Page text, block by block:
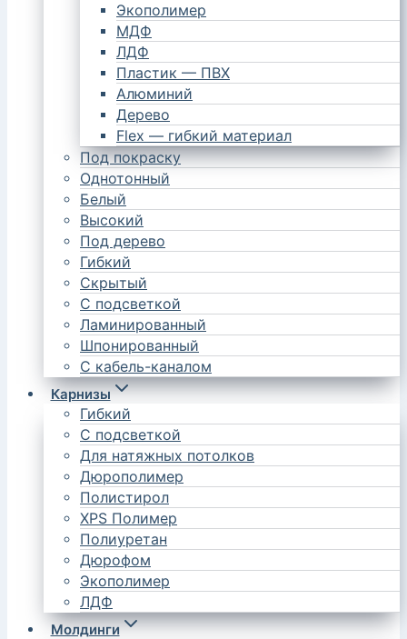
Экополимер
МДФ
ЛДФ
Пластик — ПВХ
Алюминий
Дерево
Flex — гибкий материал
Под покраску
Однотонный
Белый
Высокий
Под дерево
Гибкий
Скрытый
С подсветкой
Ламинированный
Шпонированный
С кабель-каналом
Карнизы
Гибкий
С подсветкой
Для натяжных потолков
Дюрополимер
Полистирол
XPS Полимер
Полиуретан
Дюрофом
Экополимер
ЛДФ
Молдинги